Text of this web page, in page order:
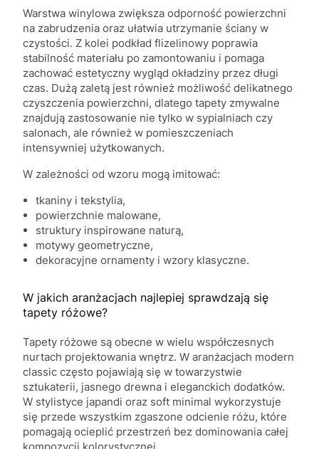
Warstwa winylowa zwiększa odporność powierzchni
na zabrudzenia oraz ułatwia utrzymanie ściany w
czystości. Z kolei podkład flizelinowy poprawia
stabilność materiału po zamontowaniu i pomaga
zachować estetyczny wygląd okładziny przez długi
czas. Dużą zaletą jest również możliwość delikatnego
czyszczenia powierzchni, dlatego tapety zmywalne
znajdują zastosowanie nie tylko w sypialniach czy
salonach, ale również w pomieszczeniach
intensywniej użytkowanych.
W zależności od wzoru mogą imitować:
tkaniny i tekstylia,
powierzchnie malowane,
struktury inspirowane naturą,
motywy geometryczne,
dekoracyjne ornamenty i wzory klasyczne.
W jakich aranżacjach najlepiej sprawdzają się
tapety różowe?
Tapety różowe są obecne w wielu współczesnych
nurtach projektowania wnętrz. W aranżacjach modern
classic często pojawiają się w towarzystwie
sztukaterii, jasnego drewna i eleganckich dodatków.
W stylistyce japandi oraz soft minimal wykorzystuje
się przede wszystkim zgaszone odcienie różu, które
pomagają ocieplić przestrzeń bez dominowania całej
kompozycji kolorystycznej.